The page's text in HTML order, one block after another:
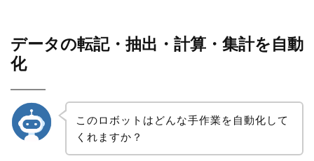
データの転記・抽出・計算・集計を自動
化
このロボットはどんな手作業を自動化して
くれますか？